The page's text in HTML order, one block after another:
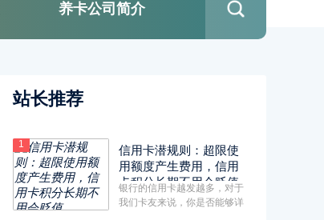
养卡公司简介
站长推荐
1
信用卡潜规则：超限使
用额度产生费用，信用
卡积分长期不用会贬值
银行的信用卡越发越多，对于
我们卡友来说，你是否能够详